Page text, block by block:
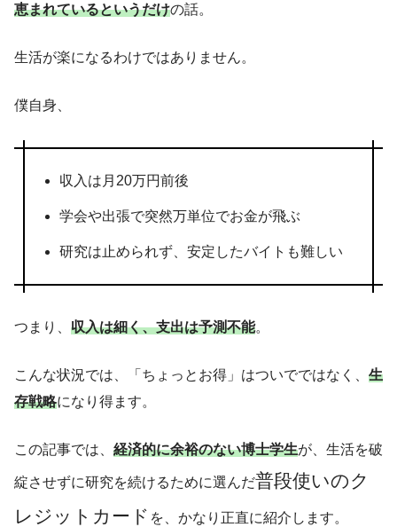
恵まれているというだけの話。
生活が楽になるわけではありません。
僕自身、
収入は月20万円前後
学会や出張で突然万単位でお金が飛ぶ
研究は止められず、安定したバイトも難しい
つまり、 収入は細く、支出は予測不能。
こんな状況では、「ちょっとお得」はついでではなく、 生
存戦略になり得ます。
この記事では、 経済的に余裕のない博士学生が、生活を破
綻させずに研究を続けるために選んだ普段使いのク
レジットカード を、かなり正直に紹介します。